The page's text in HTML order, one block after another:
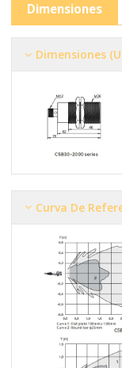
Dimensiones
Dimensiones
Curva De